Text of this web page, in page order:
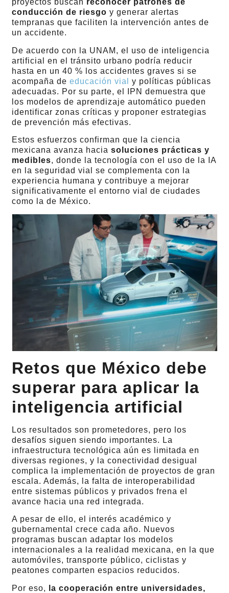
proyectos buscan reconocer patrones de
conducción de riesgo y generar alertas
tempranas que faciliten la intervención antes de
un accidente.
De acuerdo con la UNAM, el uso de inteligencia
artificial en el tránsito urbano podría reducir
hasta en un 40 % los accidentes graves si se
acompaña de educación vialy políticas públicas
adecuadas. Por su parte, el IPN demuestra que
los modelos de aprendizaje automático pueden
identificar zonas críticas y proponer estrategias
de prevención más efectivas.
Estos esfuerzos confirman que la ciencia
mexicana avanza haciasoluciones prácticas y
medibles, donde la tecnología con el uso de la IA
en la seguridad vial se complementa con la
experiencia humana y contribuye a mejorar
significativamente el entorno vial de ciudades
como la de México.
Retos que México debe
superar para aplicar la
inteligencia artificial
Los resultados son prometedores, pero los
desafíos siguen siendo importantes. La
infraestructura tecnológica aún es limitada en
diversas regiones, y la conectividad desigual
complica la implementación de proyectos de gran
escala. Además, la falta de interoperabilidad
entre sistemas públicos y privados frena el
avance hacia una red integrada.
A pesar de ello, el interés académico y
gubernamental crece cada año. Nuevos
programas buscan adaptar los modelos
internacionales a la realidad mexicana, en la que
automóviles, transporte público, ciclistas y
peatones comparten espacios reducidos.
Por eso,
la cooperación entre universidades,